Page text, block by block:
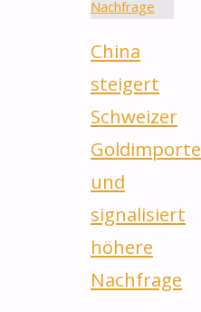
China
steigert
Schweizer
Goldimporte
und
signalisiert
höhere
Nachfrage